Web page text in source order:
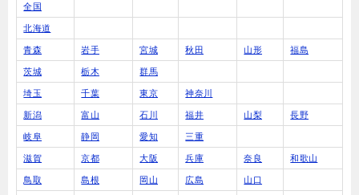
全国
北海道
青森 岩手 宮城 秋田 山形 福島
茨城 栃木 群馬
埼玉 千葉 東京 神奈川
新潟 富山 石川 福井 山梨 長野
岐阜 静岡 愛知 三重
滋賀 京都 大阪 兵庫 奈良 和歌山
鳥取 島根 岡山 広島 山口